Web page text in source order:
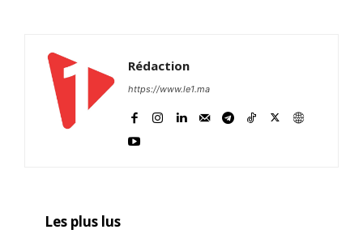
Rédaction
https://www.le1.ma
Les plus lus